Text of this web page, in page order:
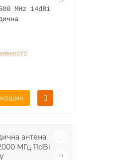
MHz 14dBi